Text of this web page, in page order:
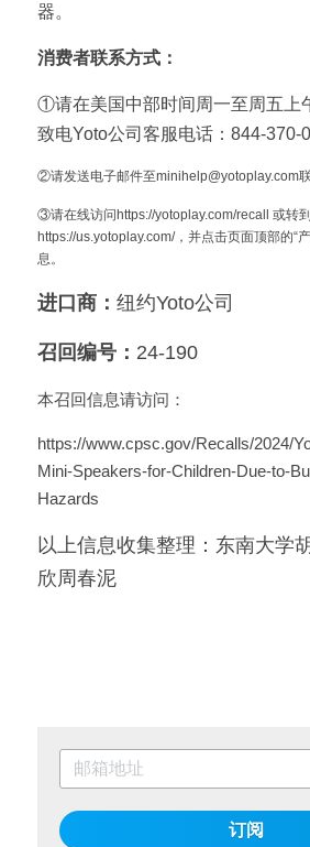
器。
消费者联系方式：
①请在美国中部时间周一至周五上
致电Yoto公司客服电话：844-370-
②请发送电子邮件至minihelp@yotoplay.com
③请在线访问https://yotoplay.com/recall 或转到
https://us.yotoplay.com/，并点击页面顶部的“
息。
进口商： 纽约Yoto公司
召回编号： 24-190
本召回信息请访问：
https://www.cpsc.gov/Recalls/2024/
Mini-Speakers-for-Children-Due-to-
Hazards
以上信息收集整理：东南大学
欣周春泥
订阅